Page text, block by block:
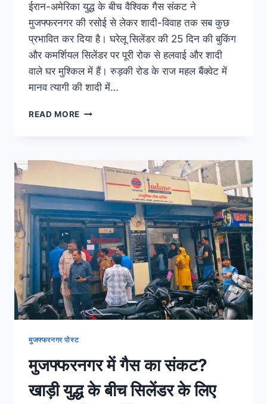
ईरान-अमेरिका युद्ध के बीच वैश्विक गैस संकट ने
मुजफ्फरनगर की रसोई से लेकर शादी-विवाह तक सब कुछ
प्रभावित कर दिया है। घरेलू सिलेंडर की 25 दिन की बुकिंग
और कमर्शियल सिलेंडर पर पूरी रोक से हलवाई और शादी
वाले घर मुश्किल में हैं। रुड़की रोड के राज महल बैंक्वेट में
मानव त्यागी की शादी में…
READ MORE
मुजफ्फरनगर पोस्ट
मुजफ्फरनगर में गैस का संकट?
खाड़ी युद्ध के बीच सिलेंडर के लिए